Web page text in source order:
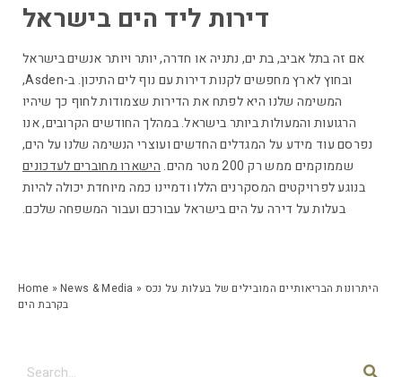
Home »News & Media » היתרונות הבריאותיים המובילים של בעלות על נכס
בקרבת הים
דירות ליד הים בישראל
אם זה בתל אביב, בת ים, נתניה או חדרה, יותר ויותר אנשים בישראל
ובחוץ לארץ מחפשים לקנות דירות עם נוף לים התיכון. ב-Asden,
המשימה שלנו היא לפתח את הדירות שצמודות לחוף כך שיהיו
הרגועות והמעולות ביותר בישראל. במהלך החודשים הקרובים, אנו
נפרסם עוד מידע על המגדלים החדשים ועוצרי הנשימה שלנו על הים,
שממוקמים ממש רק 200 מטר מהים.
הישארו מחוברים לעדכונים
בנוגע לפרויקטים המסקרנים הללו ודמיינו כמה מיוחדת יכולה להיות
בעלות על דירה על הים בישראל עבורכם ועבור המשפחה שלכם.